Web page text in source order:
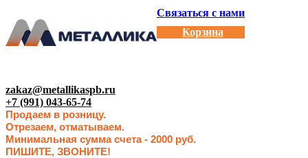
Связаться с нами
Корзина
zakaz@metallikaspb.ru
+7 (991) 043-65-74
Продаем в розницу.
Отрезаем, отматываем.
Минимальная сумма счета - 2000 руб.
ПИШИТЕ, ЗВОНИТЕ!